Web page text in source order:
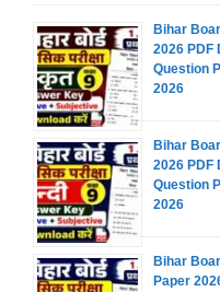
Bihar
2026 PDF
Question
2026
Bihar
2026 PDF
Question
2026
Bihar
Paper